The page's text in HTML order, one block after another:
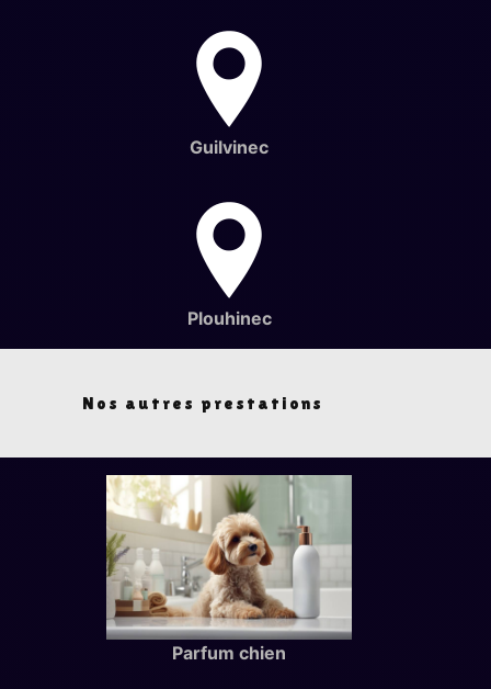
Guilvinec
Plouhinec
Nos autres prestations
Parfum chien